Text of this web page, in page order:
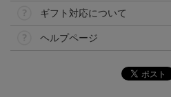
ギフト対応について
ヘルプページ